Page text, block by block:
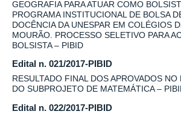
GEOGRAFIA PARA ATUAR COMO
PROGRAMA INSTITUCIONAL DE BOLSA
DOCÊNCIA DA UNESPAR EM COLÉGIOS
MOURÃO. PROCESSO SELETIVO PARA
BOLSISTA – PIBID
Edital n. 021/2017-PIBID
RESULTADO FINAL DOS APROVADOS
DO SUBPROJETO DE MATEMÁTICA –
Edital n. 022/2017-PIBID